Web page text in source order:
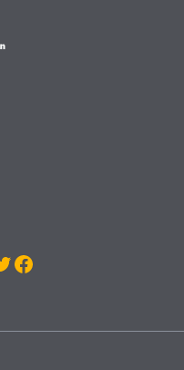
Facebook